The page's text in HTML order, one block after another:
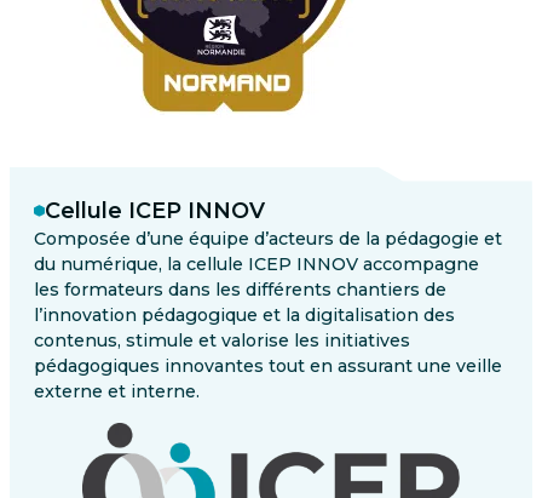
Cellule ICEP INNOV
Composée d’une équipe d’acteurs de la pédagogie et
du numérique, la cellule ICEP INNOV accompagne
les formateurs dans les différents chantiers de
l’innovation pédagogique et la digitalisation des
contenus, stimule et valorise les initiatives
pédagogiques innovantes tout en assurant une veille
externe et interne.